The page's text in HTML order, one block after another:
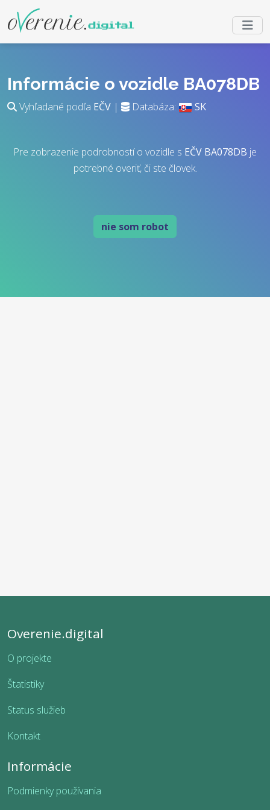
Informácie o vozidle BA078DB
Vyhľadané podľa EČV | Databáza: SK
Pre zobrazenie podrobností o vozidle s EČV BA078DB je
potrebné overiť, či ste človek.
nie som robot
Overenie.digital
O projekte
Štatistiky
Status služieb
Kontakt
Informácie
Podmienky používania